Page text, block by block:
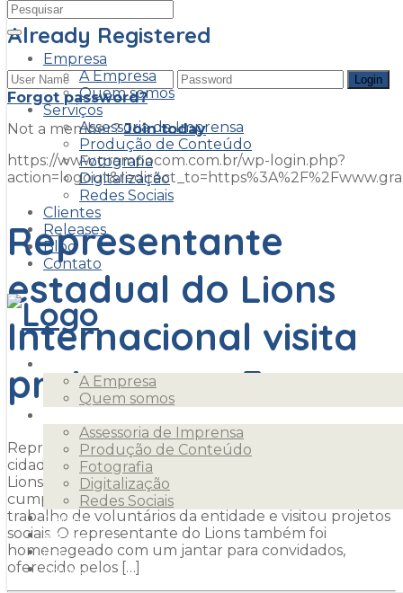
Empresa
A Empresa
Quem somos
Serviços
Assessoria de Imprensa
Produção de Conteúdo
Fotografia
Digitalização
Redes Sociais
Clientes
Releases
Blog
Contato
A Empresa
Quem somos
Assessoria de Imprensa
Produção de Conteúdo
Fotografia
Digitalização
Redes Sociais
Clientes
Releases
Blog
Contato
Already Registered
Forgot password?
Not a member?Join today
https://www.grampocom.com.br/wp-login.php?
Representante
estadual do Lions
Internacional visita
projetos em Foz
Representante de 52 entidades em mais de 40
cidades do Paraná, o governador do Distrito LD-1 do
Lions Clube Internacional, Flávio Pires Gonçalves,
cumpriu agenda em Foz do Iguaçu. Ele conheceu o
trabalho de voluntários da entidade e visitou projetos
sociais. O representante do Lions também foi
homenageado com um jantar para convidados,
oferecido pelos […]